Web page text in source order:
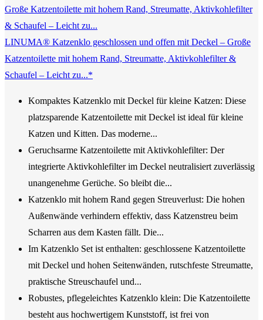
LINUMA® Katzenklo geschlossen und offen mit Deckel – Große
Katzentoilette mit hohem Rand, Streumatte, Aktivkohlefilter &
Schaufel – Leicht zu...*
Kompaktes Katzenklo mit Deckel für kleine Katzen: Diese
platzsparende Katzentoilette mit Deckel ist ideal für kleine
Katzen und Kitten. Das moderne...
Geruchsarme Katzentoilette mit Aktivkohlefilter: Der
integrierte Aktivkohlefilter im Deckel neutralisiert zuverlässig
unangenehme Gerüche. So bleibt die...
Katzenklo mit hohem Rand gegen Streuverlust: Die hohen
Außenwände verhindern effektiv, dass Katzenstreu beim
Scharren aus dem Kasten fällt. Die...
Im Katzenklo Set ist enthalten: geschlossene Katzentoilette
mit Deckel und hohen Seitenwänden, rutschfeste Streumatte,
praktische Streuschaufel und...
Robustes, pflegeleichtes Katzenklo klein: Die Katzentoilette
besteht aus hochwertigem Kunststoff, ist frei von